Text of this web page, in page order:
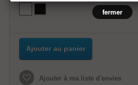
Ajouter au panier
Ajouter à ma liste d'envies
fermer